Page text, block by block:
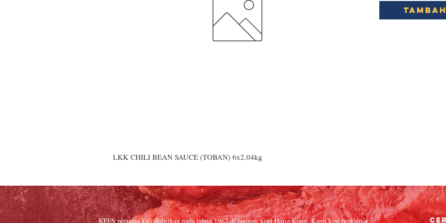
LKK CHILI BEAN SAUCE (TOBAN) 6x2.04kg
KFFS pertama kali didirikan pada tahun 1962 di jantung kota Hong Kong. Kami kini berkantor